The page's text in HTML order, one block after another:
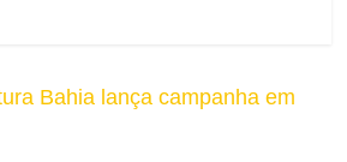
Bahia lança campanha em